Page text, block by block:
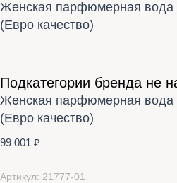
Женская парфюмерная вода
(Евро качество)
Подкатегории бренда не
Женская парфюмерная вода
(Евро качество)
99 001 ₽
Артикул: 21777-01